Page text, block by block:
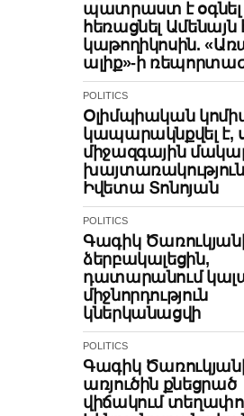
պատրաստ է օգնել
հեռացնել Ամենայն
կաթողիկոսին.
ալիք»-ի
POLITICS
Օլիմպիական
կապարակնքվել է,
միջազգային
խայտառակություն
Իվետա Տոնոյան
POLITICS
Գագիկ
ձերբակալեցին,
դատարանում
միջնորդություն
կներկանացվի
POLITICS
Գագիկ
առյուծին քնեցրած
վիճակում